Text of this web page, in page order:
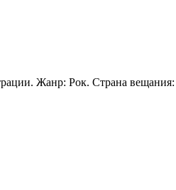
Жанр: Рок. Страна